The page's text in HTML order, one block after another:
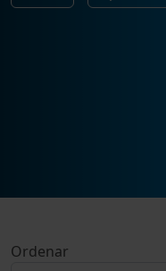
Ordenar